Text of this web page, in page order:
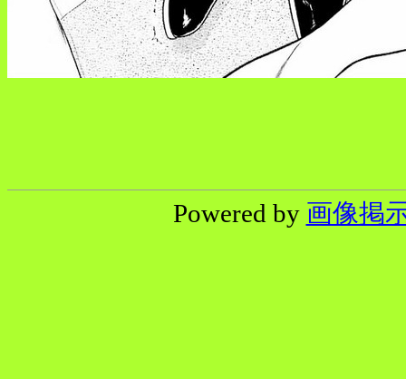
Powered by 画像掲